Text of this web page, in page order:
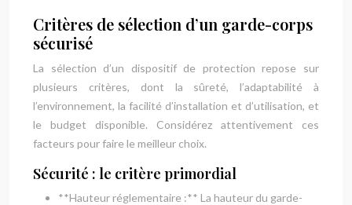
Critères de sélection d’un garde-corps
sécurisé
La sélection d’un dispositif de protection repose sur
plusieurs critères, dont la sûreté, l’adaptabilité à
l’environnement, la facilité d’installation et d’utilisation, et
le budget disponible. Considérez attentivement ces
facteurs pour faire le meilleur choix.
Sécurité : le critère primordial
**Hauteur réglementaire :** La hauteur du garde-